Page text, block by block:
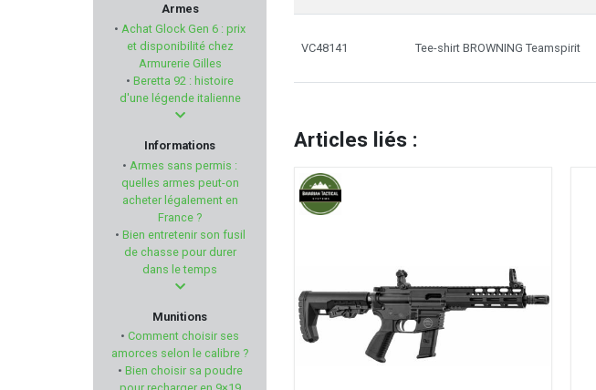
BERETTA
HAWKE
BUCK EXPERT
CMC TRIGGERS
BRENNEKE
SWISS+TECH
Armes
• Achat Glock Gen 6 : prix
et disponibilité chez
Armurerie Gilles
• Beretta 92 : histoire
d'une légende italienne
Informations
• Armes sans permis :
quelles armes peut-on
acheter légalement en
France ?
• Bien entretenir son fusil
de chasse pour durer
dans le temps
Munitions
• Comment choisir ses
amorces selon le calibre ?
• Bien choisir sa poudre
VC48141 Tee-shirt BROWNING Teamspirit
Articles liés :